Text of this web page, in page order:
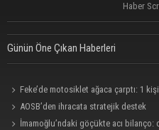
Haber
Günün Öne Çıkan Haberleri
Feke’de motosiklet ağaca çarptı: 1
AOSB’den ihracata stratejik destek
İmamoğlu’ndaki göçükte acı bilanço: